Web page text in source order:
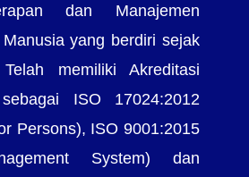
dan Manajemen
yang berdiri sejak
memiliki Akreditasi
ISO 17024:2012
Persons), ISO 9001:2015
System) dan